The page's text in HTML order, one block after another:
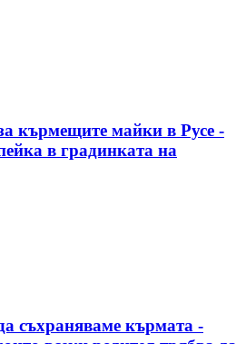
кърмещите майки в Русе -
в градинката на
съхраняваме кърмата -